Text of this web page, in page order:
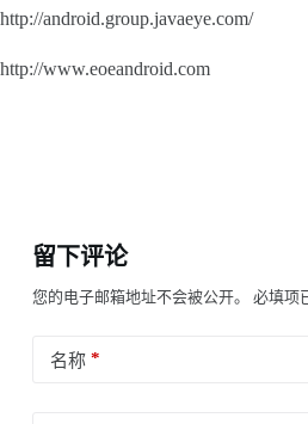
http://android.group.javaeye.com/
http://www.eoeandroid.com
留下评论
您的电子邮箱地址不会被公开。 必填项
名称*